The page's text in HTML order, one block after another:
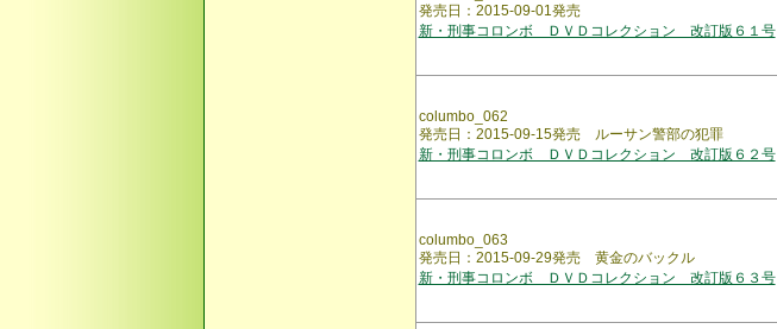
発売日：2015-09-01発売
新・刑事コロンボ ＤＶＤコレクション 改訂版６１号
columbo_062
発売日：2015-09-15発売 ルーサン警部の犯罪
新・刑事コロンボ ＤＶＤコレクション 改訂版６２号
columbo_063
発売日：2015-09-29発売 黄金のバックル
新・刑事コロンボ ＤＶＤコレクション 改訂版６３号